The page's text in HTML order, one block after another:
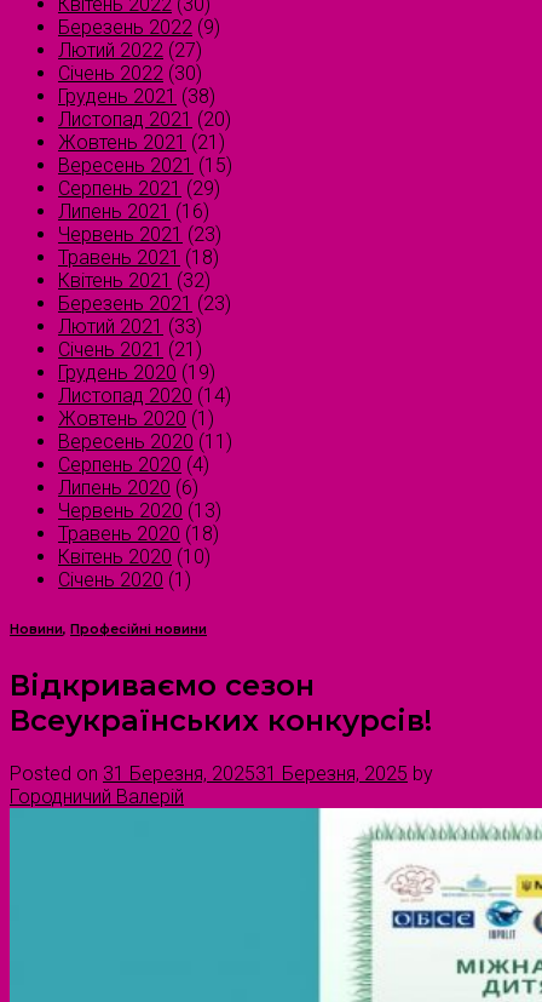
Березень 2022 (9)
Лютий 2022 (27)
Січень 2022 (30)
Грудень 2021 (38)
Листопад 2021 (20)
Жовтень 2021 (21)
Вересень 2021 (15)
Серпень 2021 (29)
Липень 2021 (16)
Червень 2021 (23)
Травень 2021 (18)
Квітень 2021 (32)
Березень 2021 (23)
Лютий 2021 (33)
Січень 2021 (21)
Грудень 2020 (19)
Листопад 2020 (14)
Жовтень 2020 (1)
Вересень 2020 (11)
Серпень 2020 (4)
Липень 2020 (6)
Червень 2020 (13)
Травень 2020 (18)
Квітень 2020 (10)
Січень 2020 (1)
Новини, Професійні новини
Відкриваємо сезон
Всеукраїнських конкурсів!
Posted on 31 Березня, 202531 Березня, 2025 by
Городничий Валерій